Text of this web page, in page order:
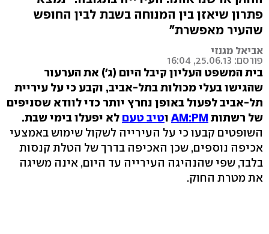
פתרון שיאזן בין המנוחה בשבת לבין החופש
שהעיר מאפשרת"
אביאל מגנזי
פורסם: 25.06.13, 16:04
בית המשפט העליון קיבל היום (ג') את הערעור
שהגישו בעלי מכולות בתל-אביב, וקבע כי על עיריית
תל-אביב לפעול באופן נחרץ יותר כדי לוודא שסניפים
של רשתות AM:PMוטיב טעם לא יפעלו בימי שבת.
השופטים קבעו כי על העירייה לשקול שימוש באמצעי
אכיפה נוספים, שכן האכיפה בדרך של הטלת קנסות
בלבד, שפי שהנהיגה העירייה עד היום, אינה משיגה
את מטרת החוק.